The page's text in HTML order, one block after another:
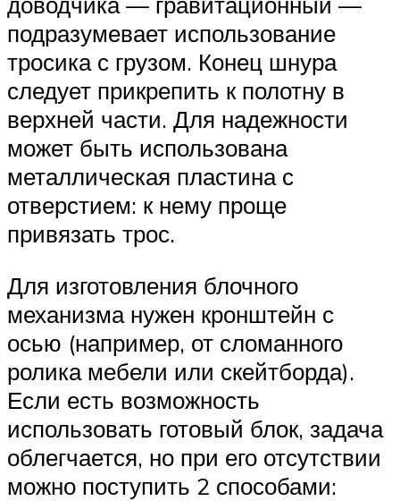
подразумевает использование
тросика с грузом. Конец шнура
следует прикрепить к полотну в
верхней части. Для надежности
может быть использована
металлическая пластина с
отверстием: к нему проще
привязать трос.
Для изготовления блочного
механизма нужен кронштейн с
осью (например, от сломанного
ролика мебели или скейтборда).
Если есть возможность
использовать готовый блок, задача
облегчается, но при его отсутствии
можно поступить 2 способами: